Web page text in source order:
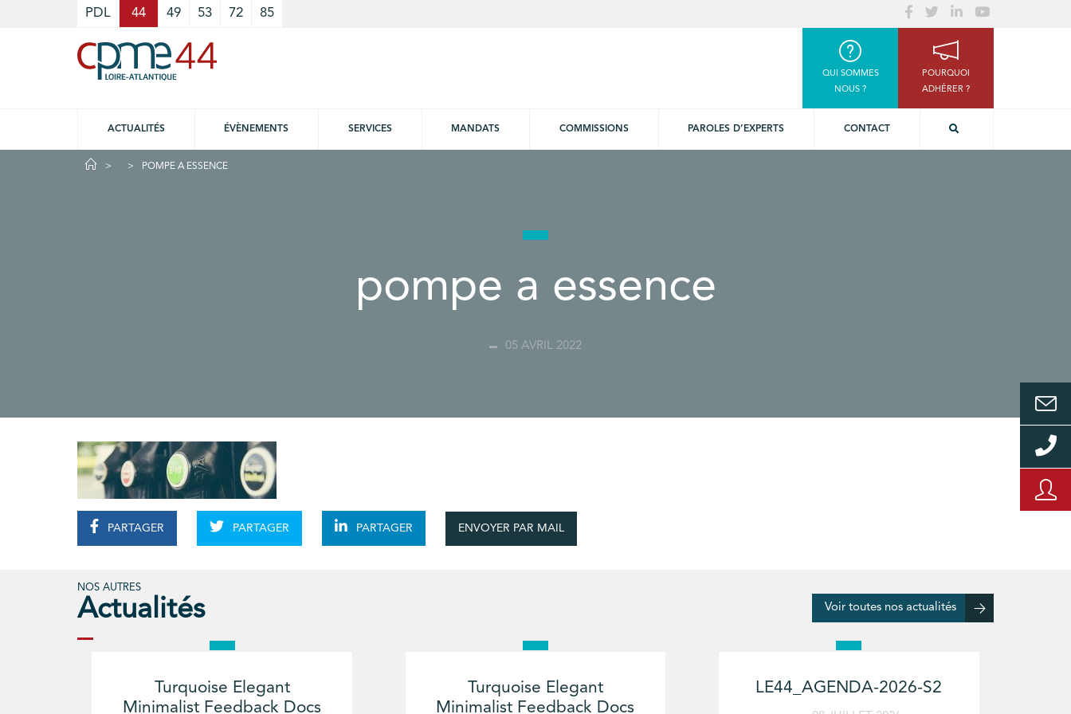
PDL 44 49 53 72 85
QUI SOMMES
NOUS ?
POURQUOI
ADHÉRER ?
ACTUALITÉS ÉVÈNEMENTS SERVICES MANDATS COMMISSIONS PAROLES D’EXPERTS CONTACT
POMPE A ESSENCE
pompe a essence
05 AVRIL 2022
PARTAGER PARTAGER PARTAGER ENVOYER PAR MAIL
NOS AUTRES
Actualités Voir toutes nos actualités
Turquoise Elegant
Minimalist Feedback Docs
Turquoise Elegant
Minimalist Feedback Docs
LE44_AGENDA-2026-S2
Cookies management panel